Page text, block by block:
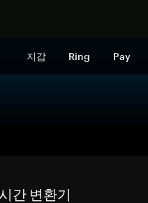
지갑 Ring Pay
간 변환기